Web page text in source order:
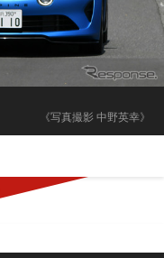
《写真撮影 中野英幸》